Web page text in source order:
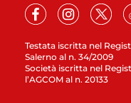
Testata iscritta nel
Salerno al n. 34/2009
Società iscritta nel
l’AGCOM al n. 20133